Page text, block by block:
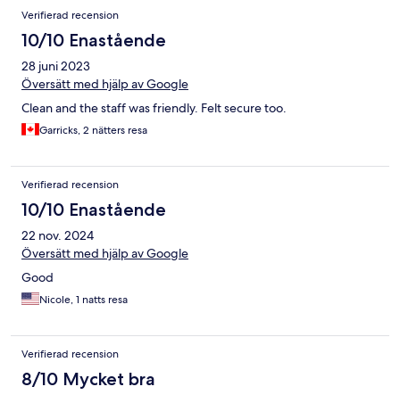
Verifierad recension
10/10 Enastående
28 juni 2023
Översätt med hjälp av Google
Clean and the staff was friendly. Felt secure too.
Garricks, 2 nätters resa
Verifierad recension
10/10 Enastående
22 nov. 2024
Översätt med hjälp av Google
Good
Nicole, 1 natts resa
Verifierad recension
8/10 Mycket bra